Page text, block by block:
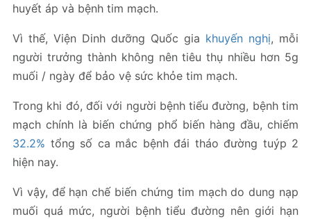
huyết áp và bệnh tim mạch.
Vì thế, Viện Dinh dưỡng Quốc gia khuyến nghị, mỗi
người trưởng thành không nên tiêu thụ nhiều hơn 5g
muối / ngày để bảo vệ sức khỏe tim mạch.
Trong khi đó, đối với người bệnh tiểu đường, bệnh tim
mạch chính là biến chứng phổ biến hàng đầu, chiếm
32.2% tổng số ca mắc bệnh đái tháo đường tuýp 2
hiện nay.
Vì vậy, để hạn chế biến chứng tim mạch do dung nạp
muối quá mức, người bệnh tiểu đường nên giới hạn